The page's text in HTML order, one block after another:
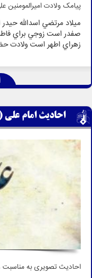
پیامک ولادت امیرالمومنین
ميلاد مرتضي اسدالله
صفدر است زوجي براي
زهراي اطهر است ولادت
احادیث امام
احادیث تصویری به مناسبت